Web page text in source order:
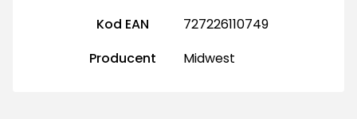
Kod EAN
727226110749
Producent
Midwest